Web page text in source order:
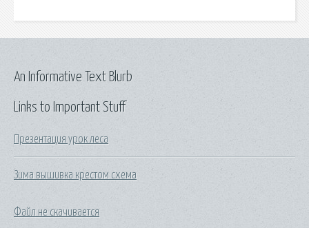
Links to Important Stuff
Презентация урок леса
Зима вышивка крестом схема
Файл не скачивается
An Informative Text Blurb